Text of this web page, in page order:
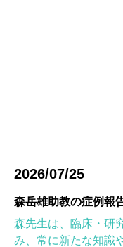
2026/07/25
森先生は、臨床・研
み、常に新たな知識